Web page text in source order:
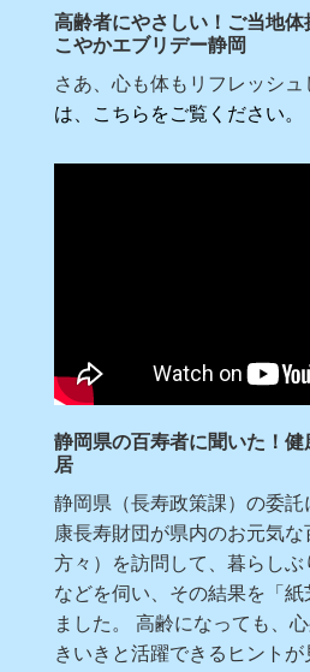
高齢者にやさしい！ご当地
こやかエブリデー静岡
さあ、心も体もリフレッシュ
は、こちらをご覧ください。
静岡県の百寿者に聞いた！
居
静岡県（長寿政策課）の委
康長寿財団が県内のお元気
方々）を訪問して、暮らし
などを伺い、その結果を「
ました。 高齢になっても、
きいきと活躍できるヒント